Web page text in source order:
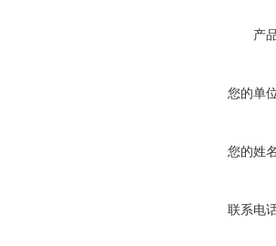
产
您的单
您的姓
联系电